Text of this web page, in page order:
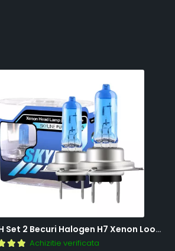
BZRSH Set 2 Becuri Halogen H7 Xenon Look 12V 55W 5000K Lumina Alba
Achizitie verificata